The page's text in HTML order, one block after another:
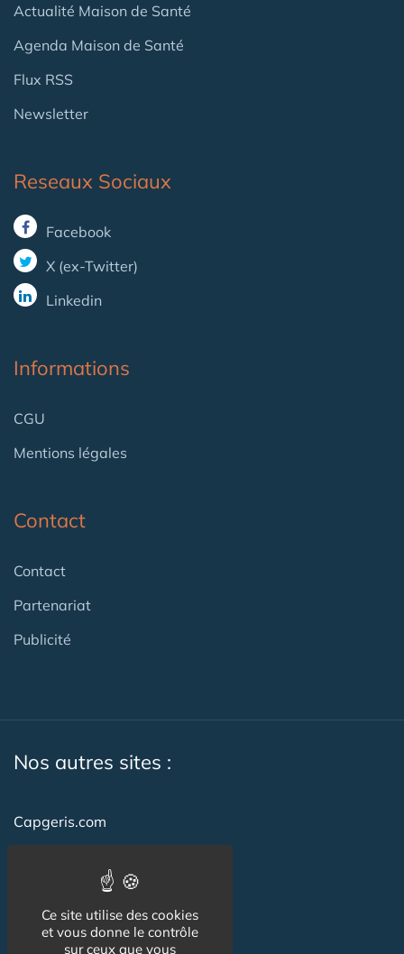
Actualité Maison de Santé
Agenda Maison de Santé
Flux RSS
Newsletter
Reseaux Sociaux
Facebook
X (ex-Twitter)
Linkedin
Informations
CGU
Mentions légales
Contact
Contact
Partenariat
Publicité
Nos autres sites :
Capgeris.com
Emploi-formation-sante.com
Seniorissimmo.com
Ce site utilise des cookies
et vous donne le contrôle
sur ceux que vous